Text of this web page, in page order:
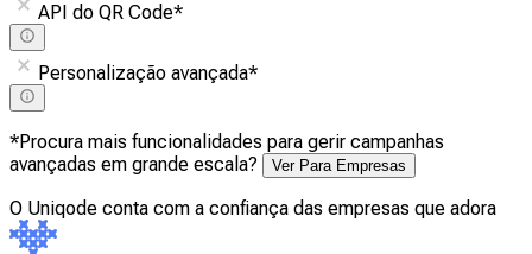
API do QR Code*
Personalização avançada*
*Procura mais funcionalidades para gerir campanhas
avançadas em grande escala?
Ver Para Empresas
O Uniqode conta com a confiança das empresas que adora